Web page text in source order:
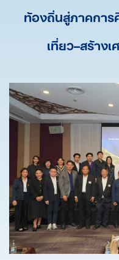
ท้องถิ่นสู่ภาคกา
เที่ยว–สร้าง